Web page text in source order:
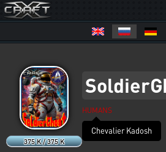
375 K / 375 K
HUMANS
Chevalier Kadosh